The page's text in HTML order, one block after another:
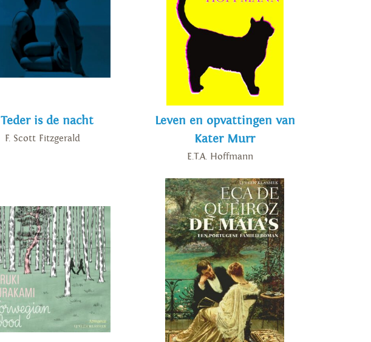
Teder is de nacht
F. Scott Fitzgerald
Leven en opvattingen van
Kater Murr
E.T.A. Hoffmann